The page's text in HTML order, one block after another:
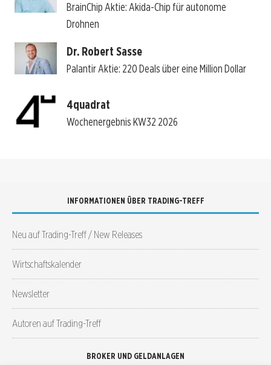
BrainChip Aktie: Akida-Chip für autonome
Drohnen
Dr. Robert Sasse
Palantir Aktie: 220 Deals über eine Million Dollar
4quadrat
Wochenergebnis KW32 2026
INFORMATIONEN ÜBER TRADING-TREFF
Neu auf Trading-Treff / New Releases
Wirtschaftskalender
Newsletter
Autoren auf Trading-Treff
BROKER UND GELDANLAGEN